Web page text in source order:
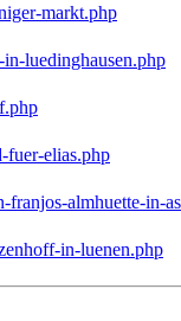
markt.php
luedinghausen.php
fuer-elias.php
franjos-almhuette-in-
in-luenen.php